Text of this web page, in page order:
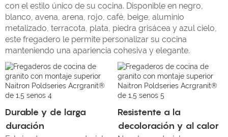
con el estilo único de su cocina. Disponible en negro,
blanco, avena, arena, rojo, café, beige, aluminio
metalizado, terracota, plata, piedra grisácea y azul cielo,
este fregadero le permite personalizar su cocina
manteniendo una apariencia cohesiva y elegante.
Durable y de larga
duración
Resistente a la
decoloración y al calor